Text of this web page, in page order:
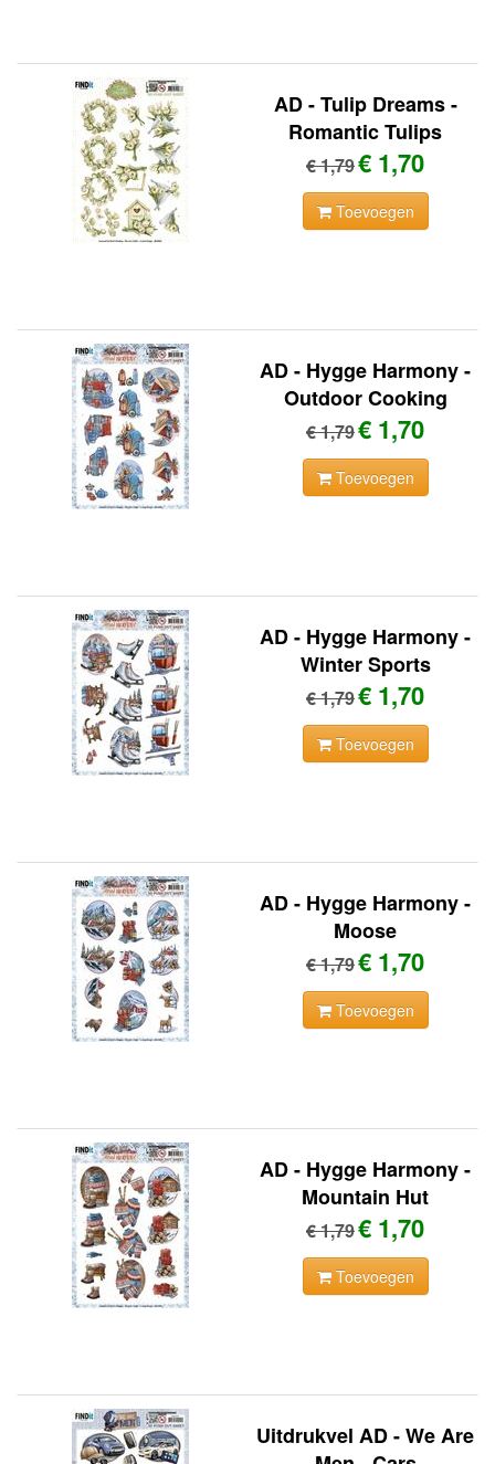
AD - Tulip Dreams -
Romantic Tulips
€ 1,79€ 1,70
Toevoegen
AD - Hygge Harmony -
Outdoor Cooking
€ 1,79€ 1,70
Toevoegen
AD - Hygge Harmony -
Winter Sports
€ 1,79€ 1,70
Toevoegen
AD - Hygge Harmony -
Moose
€ 1,79€ 1,70
Toevoegen
AD - Hygge Harmony -
Mountain Hut
€ 1,79€ 1,70
Toevoegen
Uitdrukvel AD - We Are